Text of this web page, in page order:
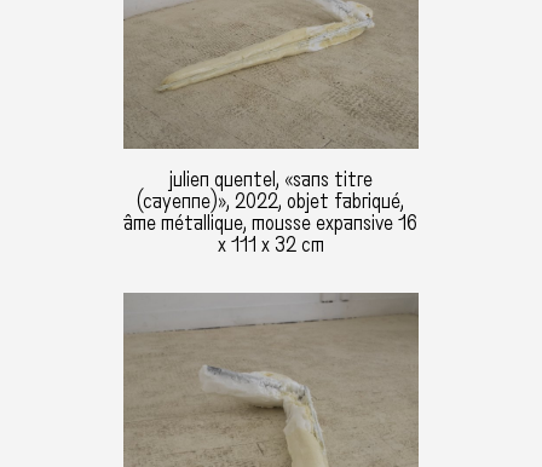
julien quentel, «sans titre
(cayenne)», 2022, objet fabriqué,
âme métallique, mousse expansive 16
x 111 x 32 cm